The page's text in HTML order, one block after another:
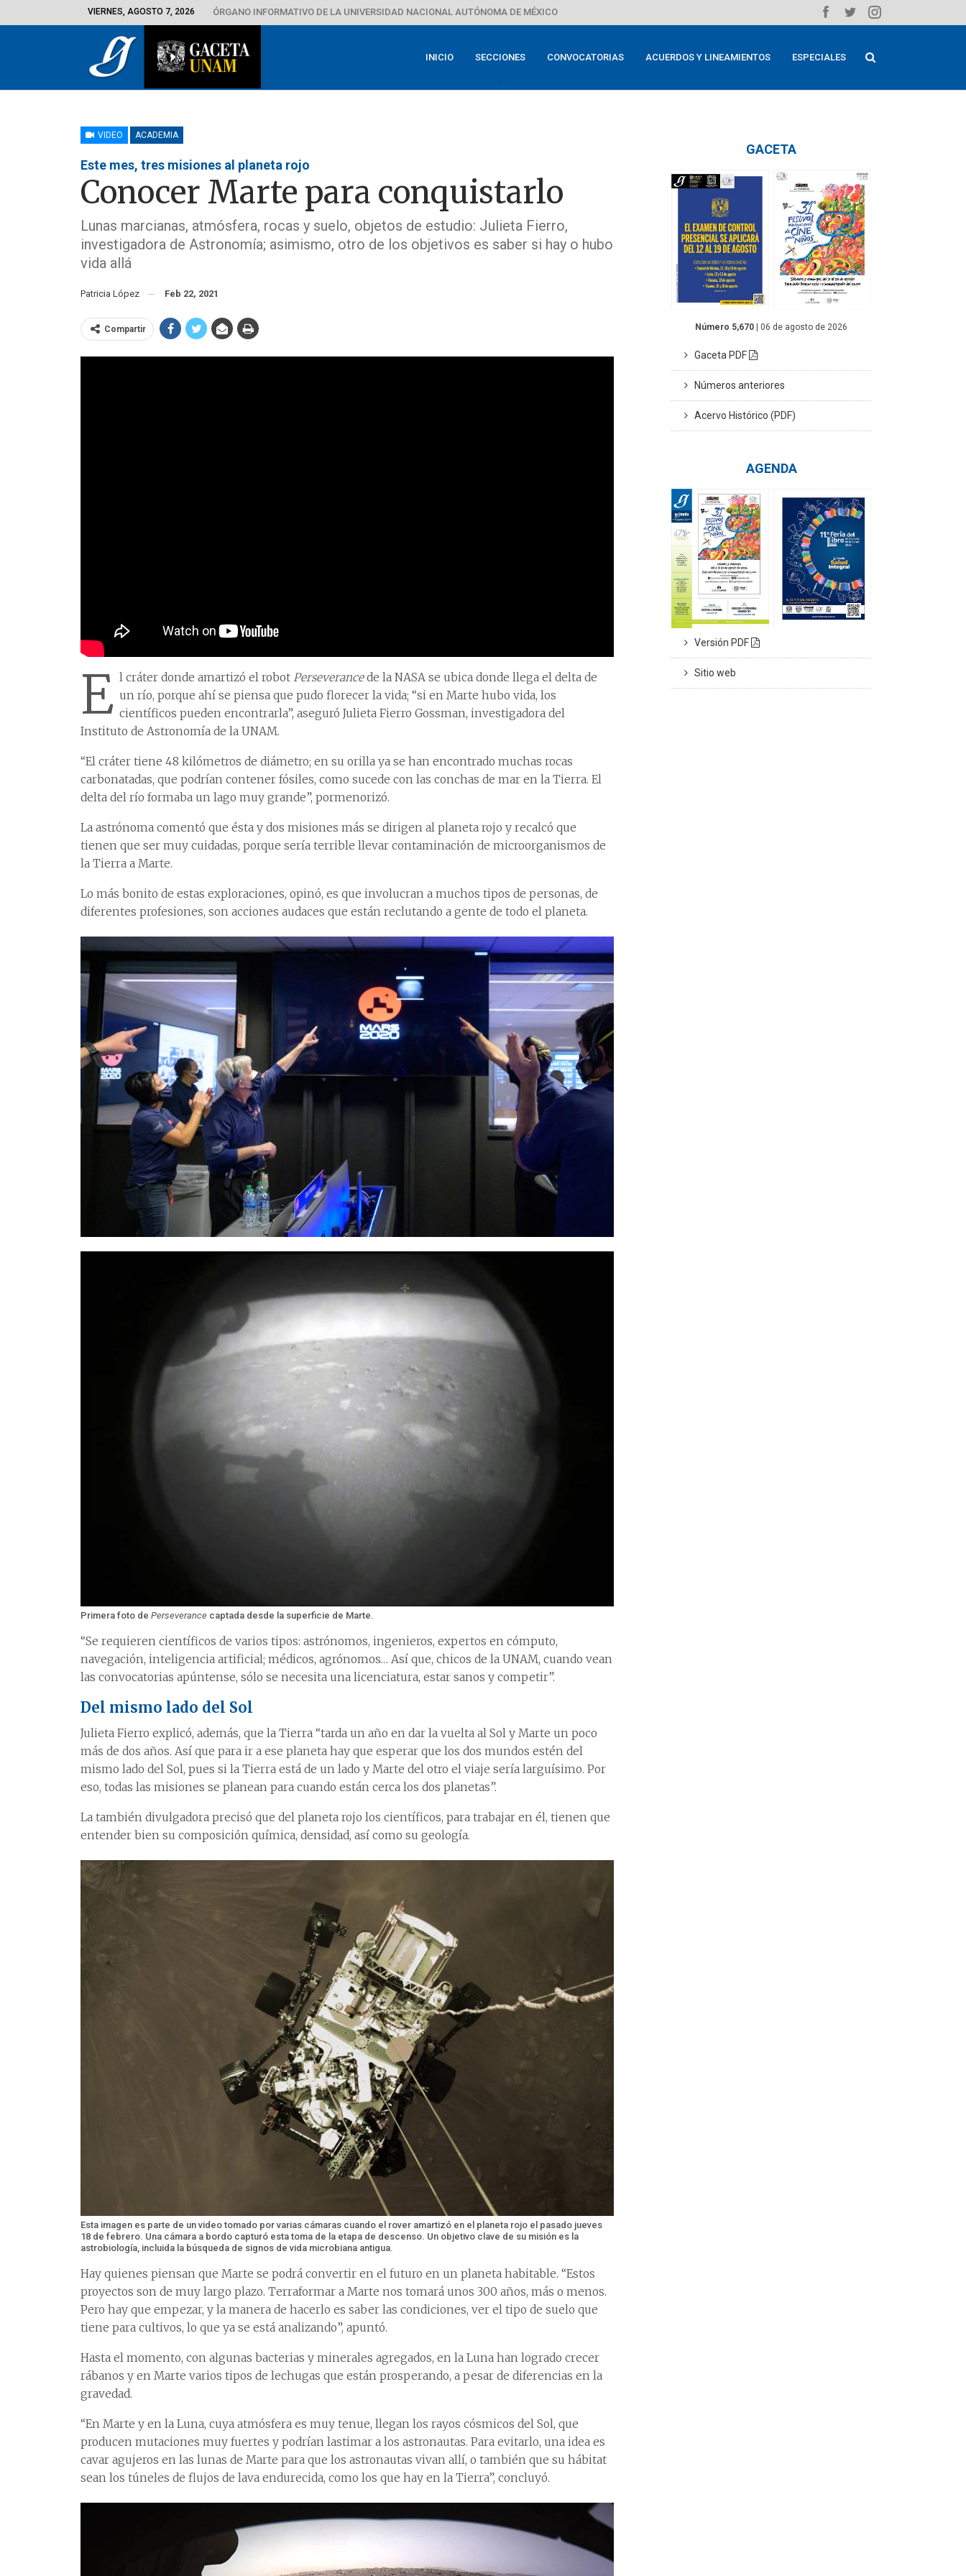
VIERNES, AGOSTO 7, 2026 ÓRGANO INFORMATIVO DE LA UNIVERSIDAD NACIONAL AUTÓNOMA DE MÉXICO
INICIO SECCIONES CONVOCATORIAS ACUERDOS Y LINEAMIENTOS ESPECIALES
VIDEO ACADEMIA
Este mes, tres misiones al planeta rojo
Conocer Marte para conquistarlo
Lunas marcianas, atmósfera, rocas y suelo, objetos de estudio: Julieta Fierro,
investigadora de Astronomía; asimismo, otro de los objetivos es saber si hay o hubo
vida allá
Patricia López Feb 22, 2021
Compartir
E l cráter donde amartizó el robot Perseverancede la NASA se ubica donde llega el delta de
un río, porque ahí se piensa que pudo florecer la vida; “si en Marte hubo vida, los
científicos pueden encontrarla”, aseguró Julieta Fierro Gossman, investigadora del
Instituto de Astronomía de la UNAM.
“El cráter tiene 48 kilómetros de diámetro; en su orilla ya se han encontrado muchas rocas
carbonatadas, que podrían contener fósiles, como sucede con las conchas de mar en la Tierra. El
delta del río formaba un lago muy grande”, pormenorizó.
La astrónoma comentó que ésta y dos misiones más se dirigen al planeta rojo y recalcó que
tienen que ser muy cuidadas, porque sería terrible llevar contaminación de microorganismos de
la Tierra a Marte.
Lo más bonito de estas exploraciones, opinó, es que involucran a muchos tipos de personas, de
diferentes profesiones, son acciones audaces que están reclutando a gente de todo el planeta.
Primera foto de Perseverance captada desde la superficie de Marte.
“Se requieren científicos de varios tipos: astrónomos, ingenieros, expertos en cómputo,
navegación, inteligencia artificial; médicos, agrónomos… Así que, chicos de la UNAM, cuando vean
las convocatorias apúntense, sólo se necesita una licenciatura, estar sanos y competir”.
Del mismo lado del Sol
Julieta Fierro explicó, además, que la Tierra “tarda un año en dar la vuelta al Sol y Marte un poco
más de dos años. Así que para ir a ese planeta hay que esperar que los dos mundos estén del
mismo lado del Sol, pues si la Tierra está de un lado y Marte del otro el viaje sería larguísimo. Por
eso, todas las misiones se planean para cuando están cerca los dos planetas”.
La también divulgadora precisó que del planeta rojo los científicos, para trabajar en él, tienen que
entender bien su composición química, densidad, así como su geología.
Esta imagen es parte de un video tomado por varias cámaras cuando el rover amartizó en el planeta rojo el pasado jueves
18 de febrero. Una cámara a bordo capturó esta toma de la etapa de descenso. Un objetivo clave de su misión es la
astrobiología, incluida la búsqueda de signos de vida microbiana antigua.
Hay quienes piensan que Marte se podrá convertir en el futuro en un planeta habitable. “Estos
proyectos son de muy largo plazo. Terraformar a Marte nos tomará unos 300 años, más o menos.
Pero hay que empezar, y la manera de hacerlo es saber las condiciones, ver el tipo de suelo que
tiene para cultivos, lo que ya se está analizando”, apuntó.
Hasta el momento, con algunas bacterias y minerales agregados, en la Luna han logrado crecer
rábanos y en Marte varios tipos de lechugas que están prosperando, a pesar de diferencias en la
gravedad.
“En Marte y en la Luna, cuya atmósfera es muy tenue, llegan los rayos cósmicos del Sol, que
producen mutaciones muy fuertes y podrían lastimar a los astronautas. Para evitarlo, una idea es
cavar agujeros en las lunas de Marte para que los astronautas vivan allí, o también que su hábitat
sean los túneles de flujos de lava endurecida, como los que hay en la Tierra”, concluyó.
GACETA
Número 5,670 | 06 de agosto de 2026
Gaceta PDF
Números anteriores
Acervo Histórico (PDF)
AGENDA
Versión PDF
Sitio web